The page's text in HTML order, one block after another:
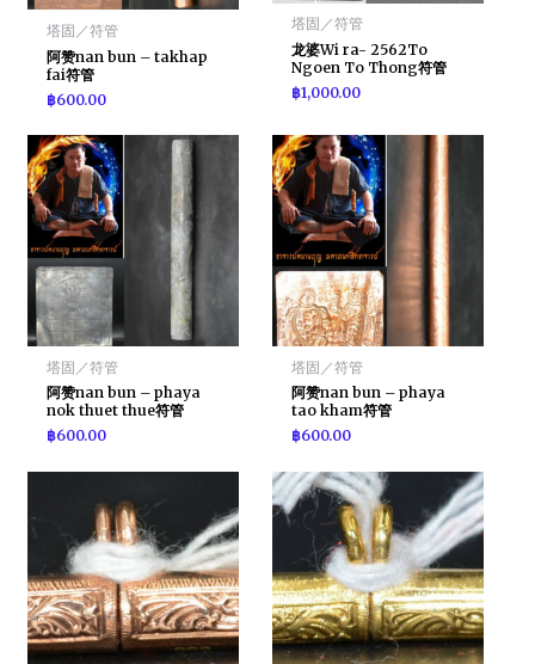
塔固／符管
阿赞nan bun – takhap
fai符管
฿600.00
塔固／符管
龙婆Wi ra- 2562To
Ngoen To Thong符管
฿1,000.00
塔固／符管
阿赞nan bun – phaya
nok thuet thue符管
฿600.00
塔固／符管
阿赞nan bun – phaya
tao kham符管
฿600.00